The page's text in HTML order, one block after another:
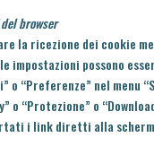
browser
la ricezione dei cookie
impostazioni possono
o “Preferenze” nel menu
o “Protezione” o
i link diretti alla